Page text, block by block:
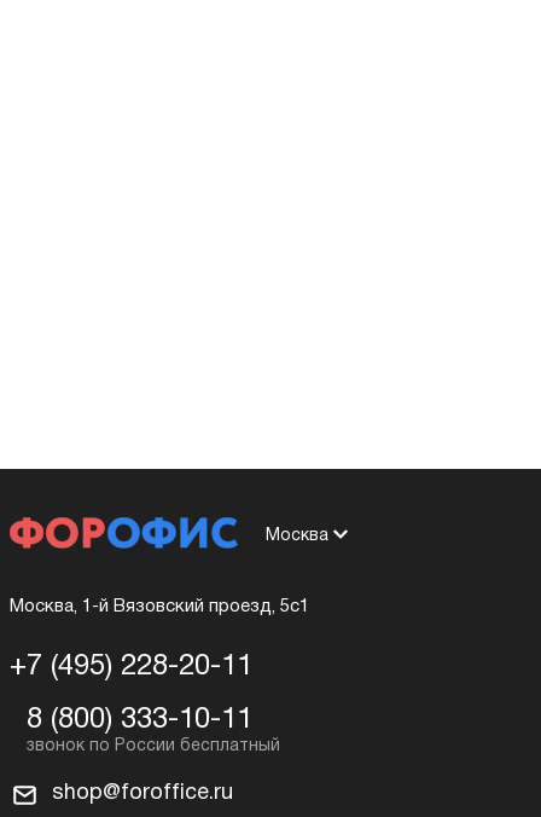
Москва
Москва, 1-й Вязовский проезд, 5с1
+7 (495) 228-20-11
8 (800) 333-10-11
shop@foroffice.ru